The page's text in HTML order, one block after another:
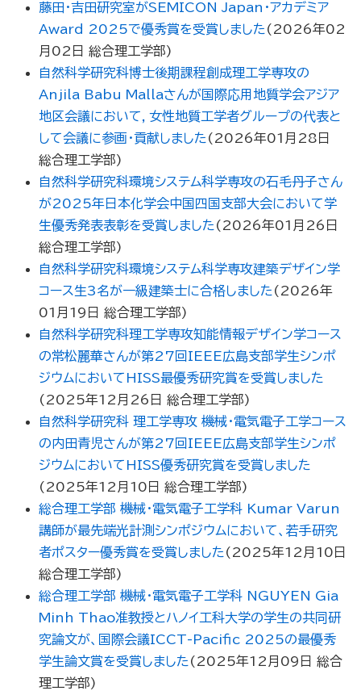
藤田・吉田研究室がSEMICON Japan・アカデミア
Award 2025で優秀賞を受賞しました ( 2026年02
月02日 総合理工学部)
自然科学研究科博士後期課程創成理工学専攻の
Anjila Babu Mallaさんが国際応用地質学会アジア
地区会議において，女性地質工学者グループの代表と
して会議に参画・貢献しました ( 2026年01月28日
総合理工学部)
自然科学研究科環境システム科学専攻の石毛丹子さん
が2025年日本化学会中国四国支部大会において学
生優秀発表表彰を受賞しました ( 2026年01月26日
総合理工学部)
自然科学研究科環境システム科学専攻建築デザイン学
コース生3名が一級建築士に合格しました ( 2026年
01月19日 総合理工学部)
自然科学研究科理工学専攻知能情報デザイン学コース
の常松麗華さんが第27回IEEE広島支部学生シンポ
ジウムにおいてHISS最優秀研究賞を受賞しました
( 2025年12月26日 総合理工学部)
自然科学研究科 理工学専攻 機械・電気電子工学コース
の内田青児さんが第27回IEEE広島支部学生シンポ
ジウムにおいてHISS優秀研究賞を受賞しました
( 2025年12月10日 総合理工学部)
総合理工学部 機械・電気電子工学科 Kumar Varun
講師が最先端光計測シンポジウムにおいて、若手研究
者ポスター優秀賞を受賞しました ( 2025年12月10日
総合理工学部)
総合理工学部 機械・電気電子工学科 NGUYEN Gia
Minh Thao准教授とハノイ工科大学の学生の共同研
究論文が、国際会議ICCT-Pacific 2025の最優秀
学生論文賞を受賞しました ( 2025年12月09日 総合
理工学部)